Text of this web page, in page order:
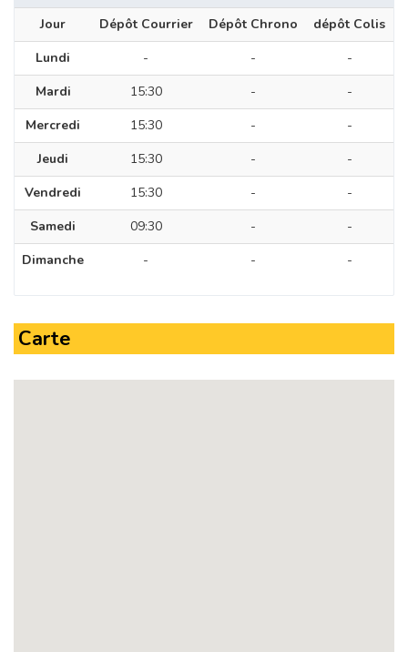
Jour Dépôt Courrier Dépôt Chrono
dépôt Colis
Lundi
- -
-
Mardi
15:30 -
-
Mercredi
15:30 -
-
Jeudi
15:30 -
-
Vendredi
15:30 -
-
Samedi
09:30 -
-
Dimanche
- - -
Carte